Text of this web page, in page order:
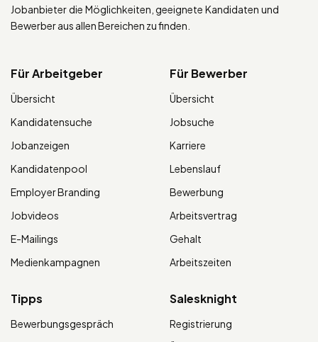
Jobanbieter die Möglichkeiten, geeignete Kandidaten und
Bewerber aus allen Bereichen zu finden.
Für Arbeitgeber
Übersicht
Kandidatensuche
Jobanzeigen
Kandidatenpool
Employer Branding
Jobvideos
E-Mailings
Medienkampagnen
Für Bewerber
Übersicht
Jobsuche
Karriere
Lebenslauf
Bewerbung
Arbeitsvertrag
Gehalt
Arbeitszeiten
Tipps
Bewerbungsgespräch
Salesknight
Registrierung